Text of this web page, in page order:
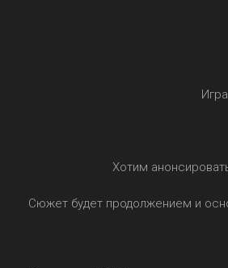
Хотим
Сюжет будет продолжением и